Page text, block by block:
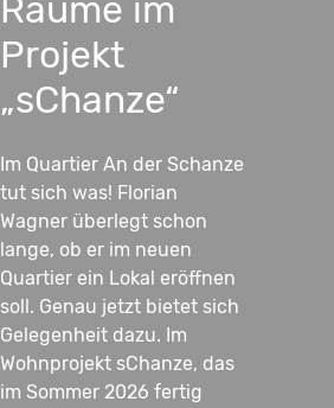
Räume im
Projekt
„sChanze“
Im Quartier An der Schanze
tut sich was! Florian
Wagner überlegt schon
lange, ob er im neuen
Quartier ein Lokal eröffnen
soll. Genau jetzt bietet sich
Gelegenheit dazu. Im
Wohnprojekt sChanze, das
im Sommer 2026 fertig